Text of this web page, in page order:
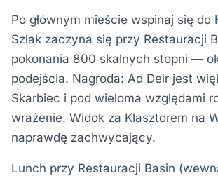
Po głównym mieście wspinaj się do
Szlak zaczyna się przy Restauracji
pokonania 800 skalnych stopni —
podejścia. Nagroda: Ad Deir jest
Skarbiec i pod wieloma względami
wrażenie. Widok za Klasztorem na
naprawdę zachwycający.
Lunch przy Restauracji Basin